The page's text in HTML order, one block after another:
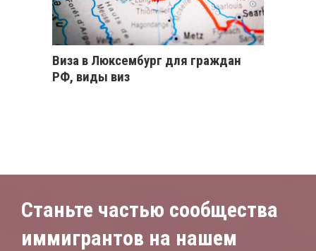
Виза в Люксембург для граждан
РФ, виды виз
Станьте частью сообщества
иммигрантов на нашем